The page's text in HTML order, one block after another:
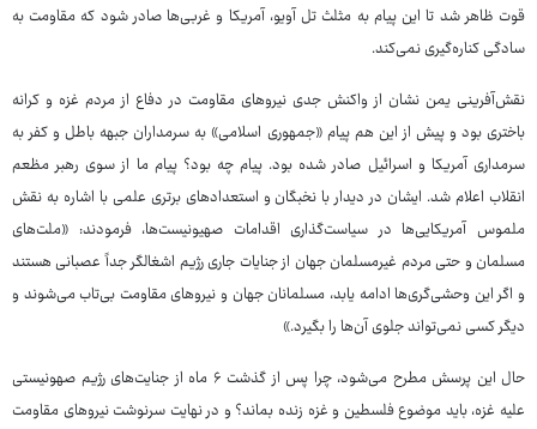
قوت ظاهر شد تا این پیام به مثلث تل آویو، آمریکا و غربی‌ها صادر شود که مقاومت به
سادگی کناره‌گیری نمی‌کند.
نقش‌آفرینی یمن نشان از واکنش جدی نیروهای مقاومت در دفاع از مردم غزه و کرانه
باختری بود و پیش از این هم پیام «جمهوری اسلامی» به سرمداران جبهه باطل و کفر به
سرمداری آمریکا و اسرائیل صادر شده بود. پیام چه بود؟ پیام ما از سوی رهبر مظعم
انقلاب اعلام شد. ایشان در دیدار با نخبگان و استعدادهای برتری علمی با اشاره به نقش
ملموس آمریکایی‌ها در سیاست‌گذاری اقدامات صهیونیست‌ها، فرمودند: «ملت‌های
مسلمان و حتی مردم غیرمسلمان جهان از جنایات جاری رژیم اشغالگر جداً عصبانی هستند
و اگر این وحشی‌گری‌ها ادامه یابد، مسلمانان جهان و نیروهای مقاومت بی‌تاب می‌شوند و
دیگر کسی نمی‌تواند جلوی آن‌ها را بگیرد.»
حال این پرسش مطرح می‌شود، چرا پس از گذشت ۶ ماه از جنایت‌های رژیم صهونیستی
علیه غزه، باید موضوع فلسطین و غزه زنده بماند؟ و در نهایت سرنوشت نیروهای مقاومت